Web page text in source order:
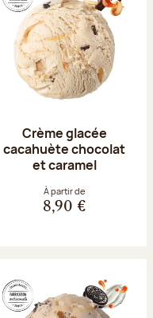
Crème glacée
cacahuète chocolat
et caramel
À partir de
8,90 €